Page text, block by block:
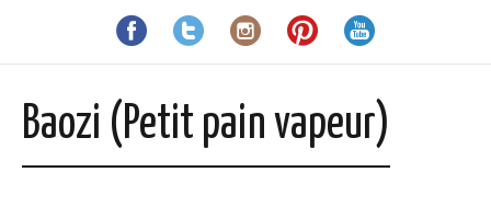
Baozi (Petit pain vapeur)